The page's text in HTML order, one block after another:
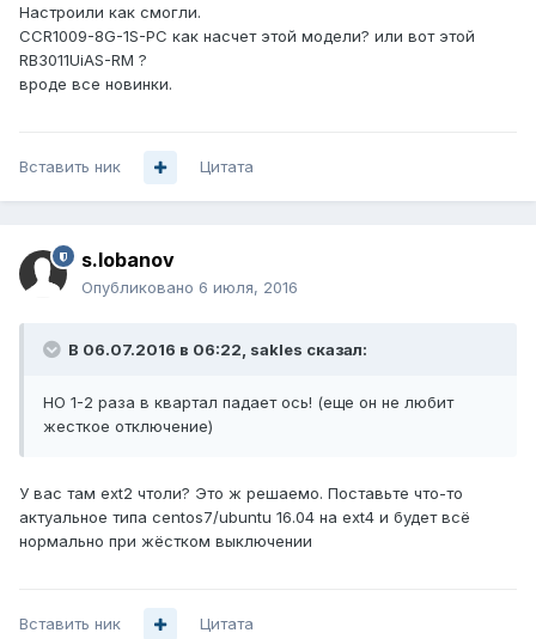
Настроили как смогли.
CCR1009-8G-1S-PC как насчет этой модели? или вот этой
RB3011UiAS-RM ?
вроде все новинки.
Вставить ник Цитата
s.lobanov
Опубликовано 6 июля, 2016
В 06.07.2016 в 06:22, sakles сказал:
НО 1-2 раза в квартал падает ось! (еще он не любит
жесткое отключение)
У вас там ext2 чтоли? Это ж решаемо. Поставьте что-то
актуальное типа centos7/ubuntu 16.04 на ext4 и будет всё
нормально при жёстком выключении
Вставить ник Цитата